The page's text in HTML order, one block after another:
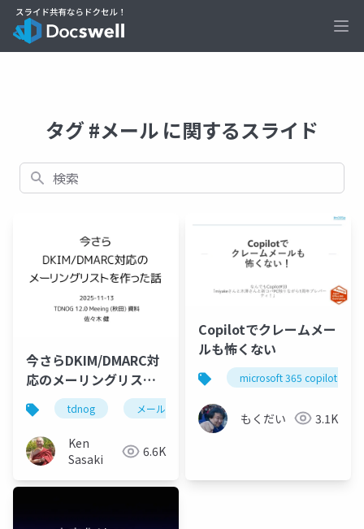
タグ #メール に関するスライド
検索
今さらDKIM/DMARC対
応のメーリングリスト
を作った話
tdnog メール メーリングリスト
Ken
Sasaki
6.6K
Copilotでクレームメー
ルも怖くない
microsoft 365 copilot
もくだい 3.1K